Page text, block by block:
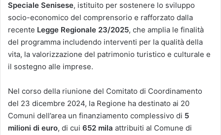
Speciale Senisese, istituito per sostenere lo sviluppo
socio-economico del comprensorio e rafforzato dalla
recente Legge Regionale 23/2025, che amplia le finalità
del programma includendo interventi per la qualità della
vita, la valorizzazione del patrimonio turistico e culturale e
il sostegno alle imprese.
Nel corso della riunione del Comitato di Coordinamento
del 23 dicembre 2024, la Regione ha destinato ai 20
Comuni dell’area un finanziamento complessivo di 5
milioni di euro, di cui 652 mila attribuiti al Comune di